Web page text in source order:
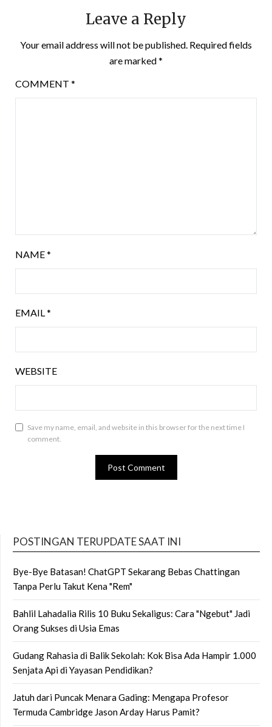
Leave a Reply
Your email address will not be published. Required fields
are marked*
COMMENT *
NAME*
EMAIL*
WEBSITE
Save my name, email, and website in this browser for the next time I
comment.
POSTINGAN TERUPDATE SAAT INI
Bye-Bye Batasan! ChatGPT Sekarang Bebas Chattingan
Tanpa Perlu Takut Kena "Rem"
Bahlil Lahadalia Rilis 10 Buku Sekaligus: Cara "Ngebut" Jadi
Orang Sukses di Usia Emas
Gudang Rahasia di Balik Sekolah: Kok Bisa Ada Hampir 1.000
Senjata Api di Yayasan Pendidikan?
Jatuh dari Puncak Menara Gading: Mengapa Profesor
Termuda Cambridge Jason Arday Harus Pamit?